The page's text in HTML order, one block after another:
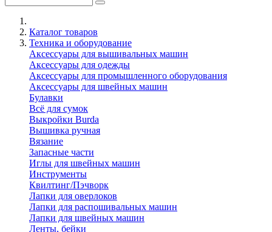
Каталог товаров
Техника и оборудование
Аксессуары для вышивальных машин
Аксессуары для одежды
Аксессуары для промышленного оборудования
Аксессуары для швейных машин
Булавки
Всё для сумок
Выкройки Burda
Вышивка ручная
Вязание
Запасные части
Иглы для швейных машин
Инструменты
Квилтинг/Пэчворк
Лапки для оверлоков
Лапки для распошивальных машин
Лапки для швейных машин
Ленты, бейки